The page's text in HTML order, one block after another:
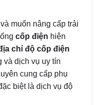
muốn nâng cấp trải
cốp điện hiện
chỉ độ cốp điện
dịch vụ uy tín
cung cấp phụ
biệt là dịch vụ độ